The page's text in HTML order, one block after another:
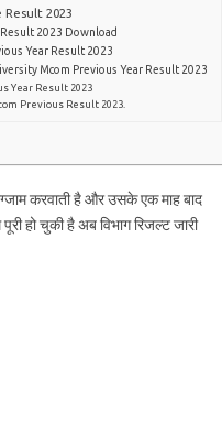
Result 2023
2023 Download
Year Result 2023
Mcom Previous Year Result 2023
Year Result 2023
Previous Result 2023.
करवाती है और उसके एक माह बाद
हो चुकी है अब विभाग रिजल्ट जारी